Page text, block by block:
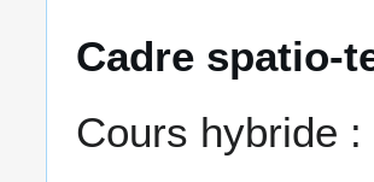
Cadre spatio-
Cours hybride :